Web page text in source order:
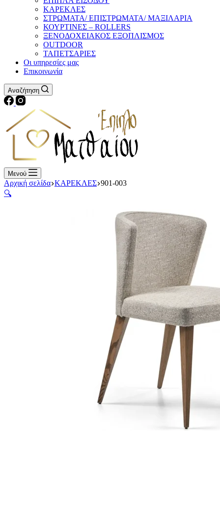
ΚΑΡΕΚΛΕΣ
ΣΤΡΩΜΑΤΑ/ ΕΠΙΣΤΡΩΜΑΤΑ/ ΜΑΞΙΛΑΡΙΑ
ΚΟΥΡΤΙΝΕΣ – ROLLERS
ΞΕΝΟΔΟΧΕΙΑΚΟΣ ΕΞΟΠΛΙΣΜΟΣ
OUTDOOR
ΤΑΠΕΤΣΑΡΙΕΣ
Οι υπηρεσίες μας
Επικοινωνία
Αναζήτηση
Μενού
Αρχική σελίδα ΚΑΡΕΚΛΕΣ 901-003
🔍